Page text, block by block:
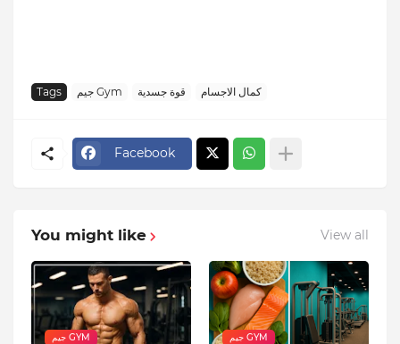
Tags جيم Gym قوة جسدية كمال الاجسام
Facebook
You might like View all
جيم GYM جيم GYM